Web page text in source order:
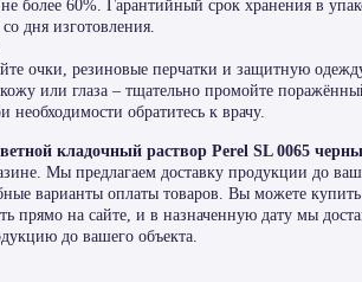
более 60%. Гарантийный срок хранения в
дня изготовления.
очки, резиновые перчатки и защитную
или глаза – тщательно промойте
необходимости обратитесь к врачу.
кладочный раствор Perel SL 0065
Мы предлагаем доставку продукции до
варианты оплаты товаров. Вы можете купить
прямо на сайте, и в назначенную дату мы
до вашего объекта.